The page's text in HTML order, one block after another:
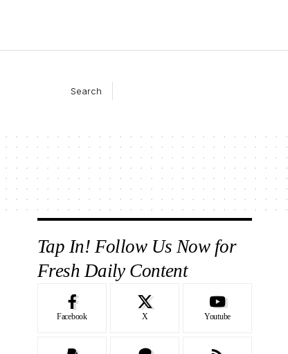
Search
Tap In! Follow Us Now for
Fresh Daily Content
Facebook X Youtube